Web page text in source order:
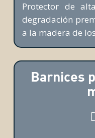
Protector de
degradación
a la madera de
Barnices